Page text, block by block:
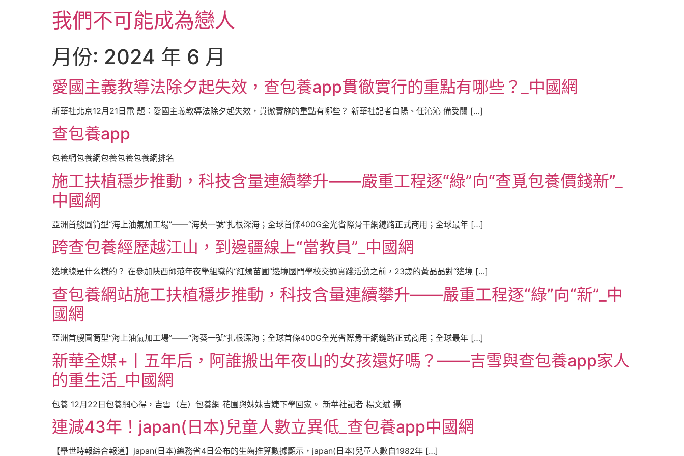
我們不可能成為戀人
月份: 2024 年 6 月
愛國主義教導法除夕起失效，查包養app貫徹實行的重點有哪些？_中國網
新華社北京12月21日電 題：愛國主義教導法除夕起失效，貫徹實施的重點有哪些？ 新華社記者白陽、任沁沁 備受關 […]
查包養app
包養網包養網包養包養包養網排名
施工扶植穩步推動，科技含量連續攀升——嚴重工程逐“綠”向“查覓包養價錢新”_
中國網
亞洲首艘圓筒型“海上油氣加工場”——“海葵一號”扎根深海；全球首條400G全光省際骨干網鏈路正式商用；全球最年 […]
跨查包養經歷越江山，到邊疆線上“當教員”_中國網
邊境線是什么樣的？ 在參加陜西師范年夜學組織的“紅燭苗圃”邊境國門學校交通實踐活動之前，23歲的黃晶晶對“邊境 […]
查包養網站施工扶植穩步推動，科技含量連續攀升——嚴重工程逐“綠”向“新”_中
國網
亞洲首艘圓筒型“海上油氣加工場”——“海葵一號”扎根深海；全球首條400G全光省際骨干網鏈路正式商用；全球最年 […]
新華全媒+丨五年后，阿誰搬出年夜山的女孩還好嗎？——吉雪與查包養app家人
的重生活_中國網
包養 12月22日包養網心得，吉雪（左）包養網 花圃與妹妹吉婕下學回家。 新華社記者 楊文斌 攝
連減43年！japan(日本)兒童人數立異低_查包養app中國網
【舉世時報綜合報道】japan(日本)總務省4日公布的生齒推算數據顯示，japan(日本)兒童人數自1982年 […]